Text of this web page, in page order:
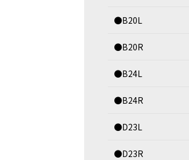
●B20L
●B20R
●B24L
●B24R
●D23L
●D23R